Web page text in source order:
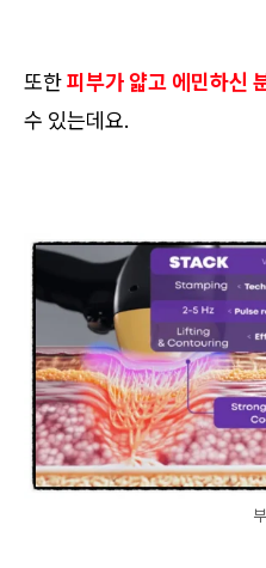
또한피부가 얇고 에민하신
수 있는데요.